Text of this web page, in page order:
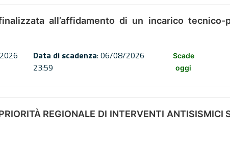
all’affidamento di un incarico tecnico-
Data di scadenza: 06/08/2026
23:59
Scade
oggi
REGIONALE DI INTERVENTI ANTISISMICI